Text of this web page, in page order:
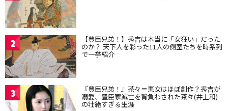
2 【豊臣兄弟！】秀吉は本当に「女狂い」だった
のか？ 天下人を彩った11人の側室たちを時系列
で一挙紹介
3 『豊臣兄弟！』茶々＝悪女はほぼ創作？秀吉が
溺愛、豊臣家滅亡を背負わされた茶々(井上和)
の壮絶すぎる生涯